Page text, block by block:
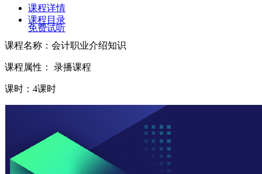
课程详情
课程目录
免费试听
课程名称：会计职业介绍知识
课程属性： 录播课程
课时：4课时